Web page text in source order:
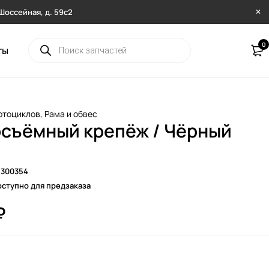
д. 59с2
0
, Рама и обвес
крепёж / Чёрный
для предзаказа